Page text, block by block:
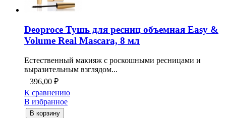
Deoproce Тушь для ресниц объемная Easy &
Volume Real Mascara, 8 мл
Естественный макияж с роскошными ресницами и
выразительным взглядом...
396,00 ₽
К сравнению
В избранное
В корзину